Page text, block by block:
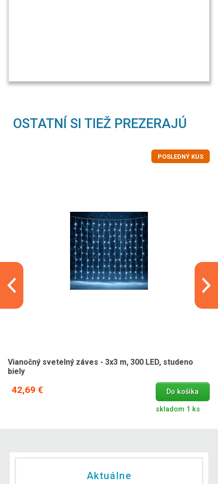
OSTATNÍ SI TIEŽ PREZERAJÚ
POSLEDNÝ KUS
Vianočný svetelný záves - 3x3 m, 300 LED, studeno
biely
42,69 € Do košíka
skladom 1 ks
Aktuálne